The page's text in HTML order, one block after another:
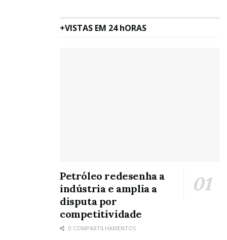
+VISTAS EM 24 hORAS
Petróleo redesenha a
indústria e amplia a
disputa por
competitividade
0 COMPARTILHAMENTOS